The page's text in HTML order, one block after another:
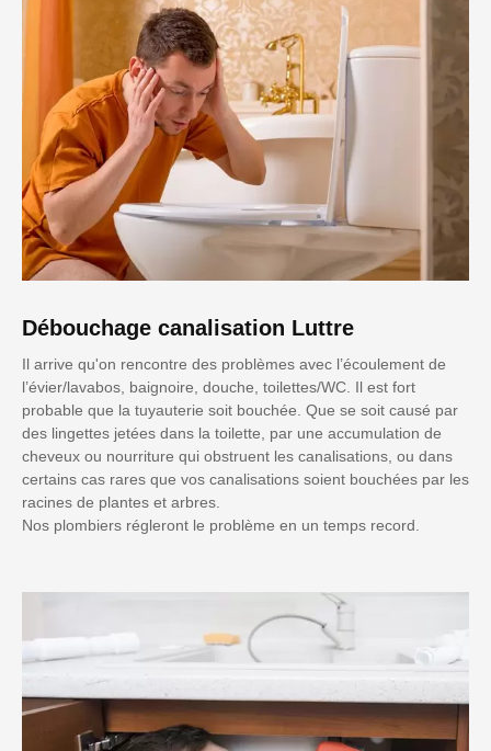
Débouchage canalisation Luttre
Il arrive qu'on rencontre des problèmes avec l’écoulement de
l’évier/lavabos, baignoire, douche, toilettes/WC. Il est fort
probable que la tuyauterie soit bouchée. Que se soit causé par
des lingettes jetées dans la toilette, par une accumulation de
cheveux ou nourriture qui obstruent les canalisations, ou dans
certains cas rares que vos canalisations soient bouchées par les
racines de plantes et arbres.
Nos plombiers régleront le problème en un temps record.